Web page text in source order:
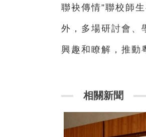
聯袂傳情”聯校師
外，多場研討會、
興趣和瞭解，推
相關新聞